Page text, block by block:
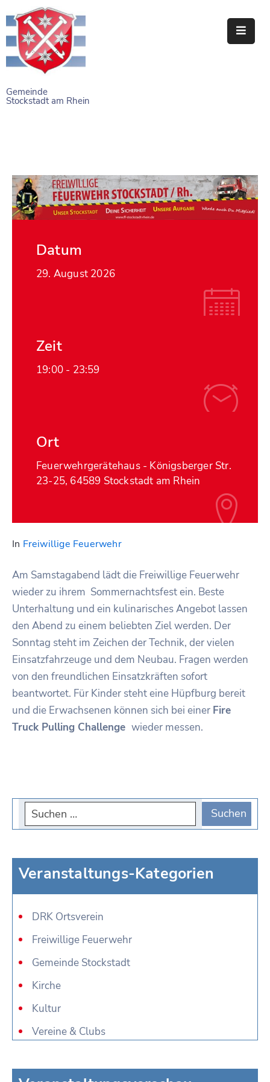
Gemeinde
Stockstadt am Rhein
STARTSEITE
BÜRGERSERVICE
FREIZEITEINRICHTUNGEN
VEREINE
Datum
29. August 2026
Zeit
19:00 - 23:59
Ort
Feuerwehrgerätehaus - Königsberger Str.
23-25, 64589 Stockstadt am Rhein
In Freiwillige Feuerwehr
Am Samstagabend lädt die Freiwillige Feuerwehr
wieder zu ihrem Sommernachtsfest ein. Beste
Unterhaltung und ein kulinarisches Angebot lassen
den Abend zu einem beliebten Ziel werden. Der
Sonntag steht im Zeichen der Technik, der vielen
Einsatzfahrzeuge und dem Neubau. Fragen werden
von den freundlichen Einsatzkräften sofort
beantwortet. Für Kinder steht eine Hüpfburg bereit
und die Erwachsenen können sich bei einer Fire
Truck Pulling Challenge wieder messen.
Veranstaltungs-Kategorien
DRK Ortsverein
Freiwillige Feuerwehr
Gemeinde Stockstadt
Kirche
Kultur
Vereine & Clubs